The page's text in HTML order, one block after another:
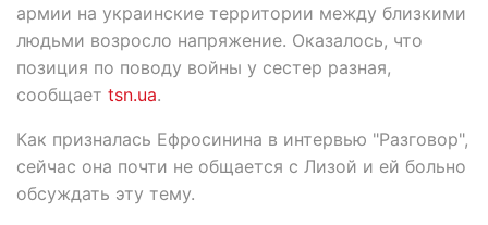
армии на украинские территории между близкими
людьми возросло напряжение. Оказалось, что
позиция по поводу войны у сестер разная,
сообщает tsn.ua.
Как призналась Ефросинина в интервью "Разговор",
сейчас она почти не общается с Лизой и ей больно
обсуждать эту тему.